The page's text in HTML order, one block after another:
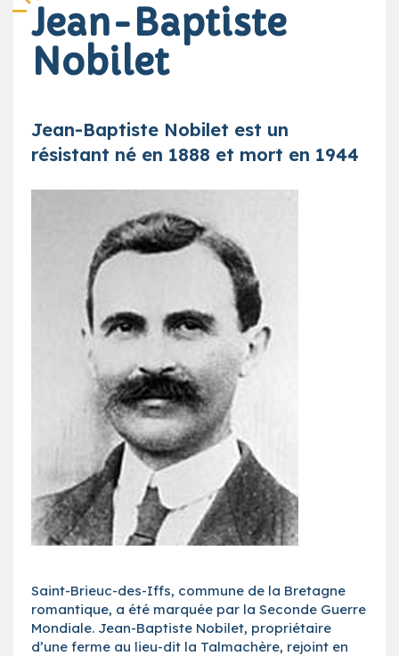
Jean-Baptiste
Nobilet
Jean-Baptiste Nobilet est un
résistant né en 1888 et mort en 1944
Saint-Brieuc-des-Iffs, commune de la Bretagne
romantique, a été marquée par la Seconde Guerre
Mondiale. Jean-Baptiste Nobilet, propriétaire
d’une ferme au lieu-dit la Talmachère, rejoint en